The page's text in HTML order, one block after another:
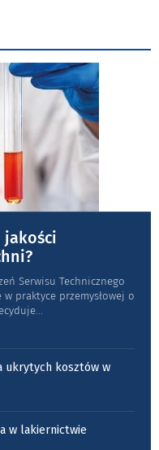
jakości
Serwisu Technicznego
praktyce przemysłowej o
ukrytych kosztów w
w lakiernictwie